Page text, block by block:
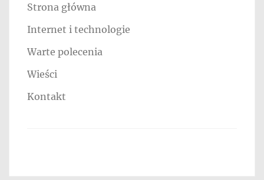
Strona główna
Internet i technologie
Warte polecenia
Wieści
Kontakt